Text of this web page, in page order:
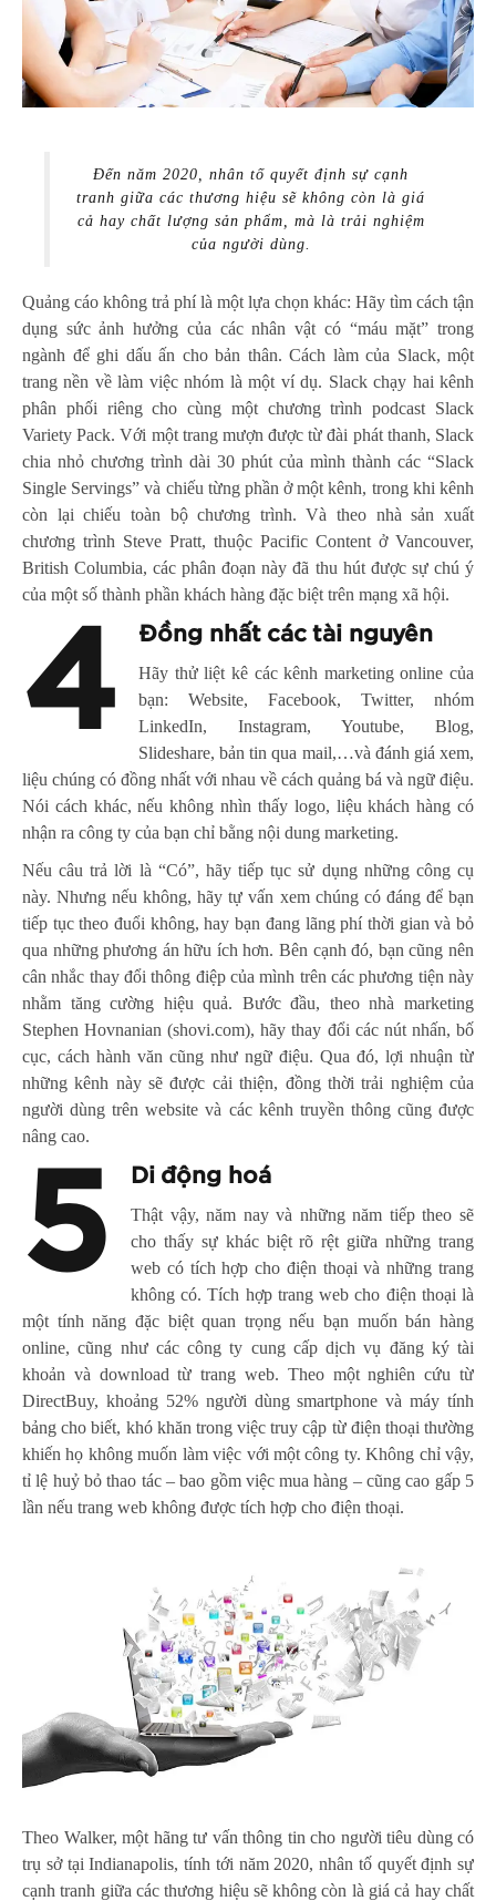
Đến năm 2020, nhân tố quyết định sự cạnh
tranh giữa các thương hiệu sẽ không còn là giá
cả hay chất lượng sản phẩm, mà là trải nghiệm
của người dùng.
Quảng cáo không trả phí là một lựa chọn khác: Hãy tìm cách tận
dụng sức ảnh hưởng của các nhân vật có “máu mặt” trong
ngành để ghi dấu ấn cho bản thân. Cách làm của Slack, một
trang nền về làm việc nhóm là một ví dụ. Slack chạy hai kênh
phân phối riêng cho cùng một chương trình podcast Slack
Variety Pack. Với một trang mượn được từ đài phát thanh, Slack
chia nhỏ chương trình dài 30 phút của mình thành các “Slack
Single Servings” và chiếu từng phần ở một kênh, trong khi kênh
còn lại chiếu toàn bộ chương trình. Và theo nhà sản xuất
chương trình Steve Pratt, thuộc Pacific Content ở Vancouver,
British Columbia, các phân đoạn này đã thu hút được sự chú ý
của một số thành phần khách hàng đặc biệt trên mạng xã hội.
4 Đồng nhất các tài nguyên
Hãy thử liệt kê các kênh marketing online của
bạn: Website, Facebook, Twitter, nhóm
LinkedIn, Instagram, Youtube, Blog,
Slideshare, bản tin qua mail,…và đánh giá xem,
liệu chúng có đồng nhất với nhau về cách quảng bá và ngữ điệu.
Nói cách khác, nếu không nhìn thấy logo, liệu khách hàng có
nhận ra công ty của bạn chỉ bằng nội dung marketing.
Nếu câu trả lời là “Có”, hãy tiếp tục sử dụng những công cụ
này. Nhưng nếu không, hãy tự vấn xem chúng có đáng để bạn
tiếp tục theo đuổi không, hay bạn đang lãng phí thời gian và bỏ
qua những phương án hữu ích hơn. Bên cạnh đó, bạn cũng nên
cân nhắc thay đổi thông điệp của mình trên các phương tiện này
nhằm tăng cường hiệu quả. Bước đầu, theo nhà marketing
Stephen Hovnanian (shovi.com), hãy thay đổi các nút nhấn, bố
cục, cách hành văn cũng như ngữ điệu. Qua đó, lợi nhuận từ
những kênh này sẽ được cải thiện, đồng thời trải nghiệm của
người dùng trên website và các kênh truyền thông cũng được
nâng cao.
5 Di động hoá
Thật vậy, năm nay và những năm tiếp theo sẽ
cho thấy sự khác biệt rõ rệt giữa những trang
web có tích hợp cho điện thoại và những trang
không có. Tích hợp trang web cho điện thoại là
một tính năng đặc biệt quan trọng nếu bạn muốn bán hàng
online, cũng như các công ty cung cấp dịch vụ đăng ký tài
khoản và download từ trang web. Theo một nghiên cứu từ
DirectBuy, khoảng 52% người dùng smartphone và máy tính
bảng cho biết, khó khăn trong việc truy cập từ điện thoại thường
khiến họ không muốn làm việc với một công ty. Không chỉ vậy,
tỉ lệ huỷ bỏ thao tác – bao gồm việc mua hàng – cũng cao gấp 5
lần nếu trang web không được tích hợp cho điện thoại.
Theo Walker, một hãng tư vấn thông tin cho người tiêu dùng có
trụ sở tại Indianapolis, tính tới năm 2020, nhân tố quyết định sự
cạnh tranh giữa các thương hiệu sẽ không còn là giá cả hay chất